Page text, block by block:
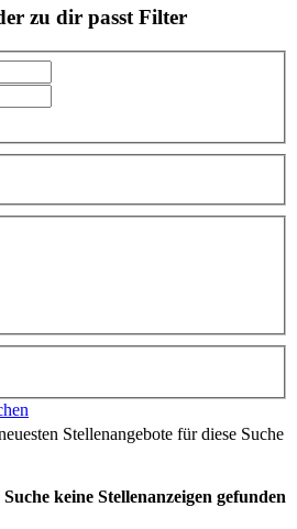
zu dir passt Filter
Stellenangebote für diese Suche
keine Stellenanzeigen gefunden